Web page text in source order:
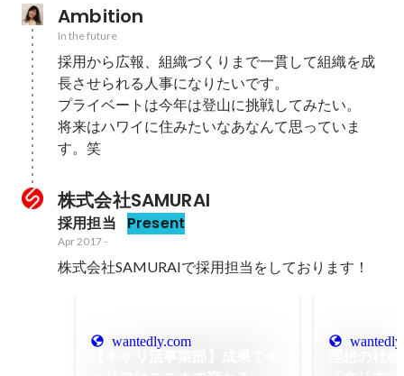
Ambition
In the future
採用から広報、組織づくりまで一貫して組織を成
長させられる人事になりたいです。
プライベートは今年は登山に挑戦してみたい。
将来はハワイに住みたいなあなんて思っていま
す。笑
株式会社SAMURAI
採用担当 Present
Apr 2017-
株式会社SAMURAIで採用担当をしております！
wantedly.com